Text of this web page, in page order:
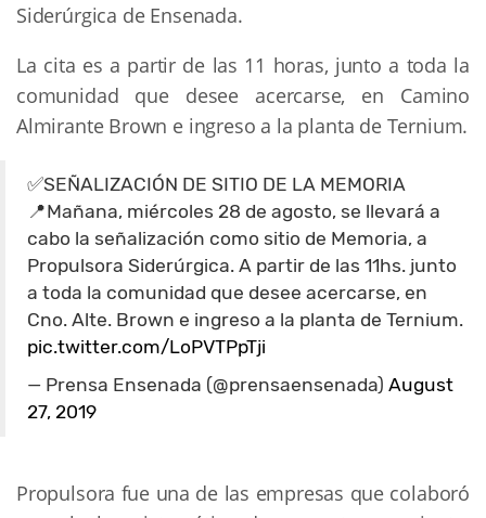
Siderúrgica de Ensenada.
La cita es a partir de las 11 horas, junto a toda la
comunidad que desee acercarse, en Camino
Almirante Brown e ingreso a la planta de Ternium.
✅SEÑALIZACIÓN DE SITIO DE LA MEMORIA
📍Mañana, miércoles 28 de agosto, se llevará a
cabo la señalización como sitio de Memoria, a
Propulsora Siderúrgica. A partir de las 11hs. junto
a toda la comunidad que desee acercarse, en
Cno. Alte. Brown e ingreso a la planta de Ternium.
pic.twitter.com/LoPVTPpTji
— Prensa Ensenada (@prensaensenada) August
27, 2019
Propulsora fue una de las empresas que colaboró